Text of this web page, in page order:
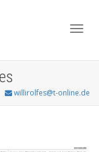
willirolfes@t-online.de